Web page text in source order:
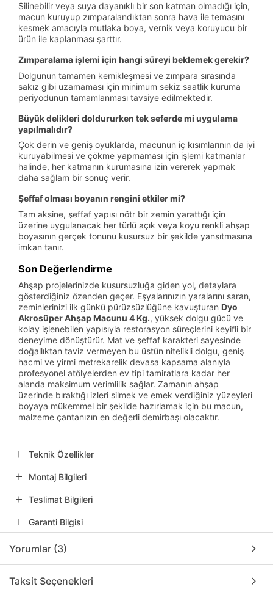
Silinebilir veya suya dayanıklı bir son katman olmadığı için,
macun kuruyup zımparalandıktan sonra hava ile temasını
kesmek amacıyla mutlaka boya, vernik veya koruyucu bir
ürün ile kaplanması şarttır.
Zımparalama işlemi için hangi süreyi beklemek gerekir?
Dolgunun tamamen kemikleşmesi ve zımpara sırasında
sakız gibi uzamaması için minimum sekiz saatlik kuruma
periyodunun tamamlanması tavsiye edilmektedir.
Büyük delikleri doldururken tek seferde mi uygulama
yapılmalıdır?
Çok derin ve geniş oyuklarda, macunun iç kısımlarının da iyi
kuruyabilmesi ve çökme yapmaması için işlemi katmanlar
halinde, her katmanın kurumasına izin vererek yapmak
daha sağlam bir sonuç verir.
Şeffaf olması boyanın rengini etkiler mi?
Tam aksine, şeffaf yapısı nötr bir zemin yarattığı için
üzerine uygulanacak her türlü açık veya koyu renkli ahşap
boyasının gerçek tonunu kusursuz bir şekilde yansıtmasına
imkan tanır.
Son Değerlendirme
Ahşap projelerinizde kusursuzluğa giden yol, detaylara
gösterdiğiniz özenden geçer. Eşyalarınızın yaralarını saran,
zeminlerinizi ilk günkü pürüzsüzlüğüne kavuşturan Dyo
Akrosüper Ahşap Macunu 4 Kg., yüksek dolgu gücü ve
kolay işlenebilen yapısıyla restorasyon süreçlerini keyifli bir
deneyime dönüştürür. Mat ve şeffaf karakteri sayesinde
doğallıktan taviz vermeyen bu üstün nitelikli dolgu, geniş
hacmi ve yirmi metrekarelik devasa kapsama alanıyla
profesyonel atölyelerden ev tipi tamiratlara kadar her
alanda maksimum verimlilik sağlar. Zamanın ahşap
üzerinde bıraktığı izleri silmek ve emek verdiğiniz yüzeyleri
boyaya mükemmel bir şekilde hazırlamak için bu macun,
malzeme çantanızın en değerli demirbaşı olacaktır.
Teknik Özellikler
Montaj Bilgileri
Teslimat Bilgileri
Garanti Bilgisi
Yorumlar (3)
Taksit Seçenekleri